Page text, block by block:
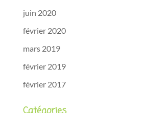
juin 2020
février 2020
mars 2019
février 2019
février 2017